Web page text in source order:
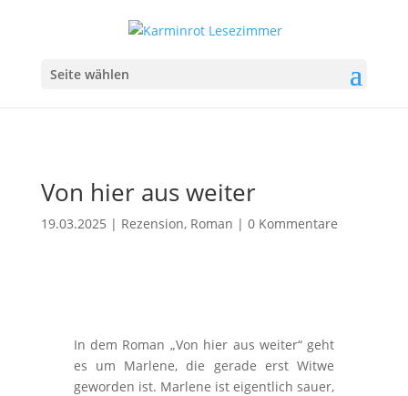
Seite wählen
Von hier aus weiter
19.03.2025 | Rezension, Roman | 0 Kommentare
In dem Roman „Von hier aus weiter“ geht
es um Marlene, die gerade erst Witwe
geworden ist. Marlene ist eigentlich sauer,